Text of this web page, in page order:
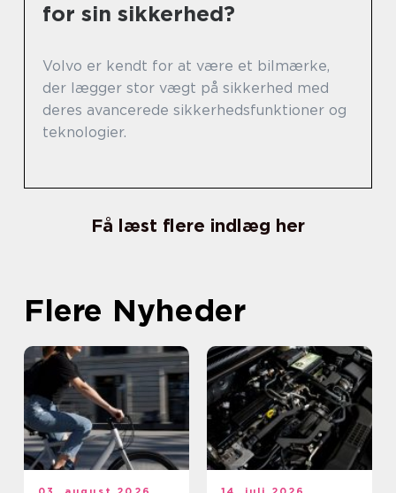
for sin sikkerhed?
Volvo er kendt for at være et bilmærke,
der lægger stor vægt på sikkerhed med
deres avancerede sikkerhedsfunktioner og
teknologier.
Få læst flere indlæg her
Flere Nyheder